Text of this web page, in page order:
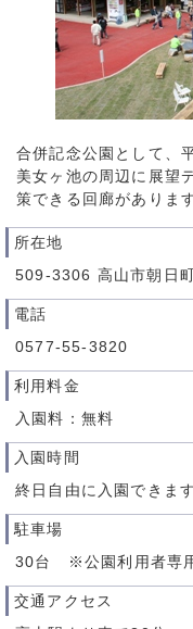
合併記念公園として、
美女ヶ池の周辺に展望
策できる回廊があります
所在地
509-3306 高山市朝日
電話
0577-55-3820
利用料金
入園料：無料
入園時間
終日自由に入園できます
駐車場
30台 ※公園利用者専
交通アクセス